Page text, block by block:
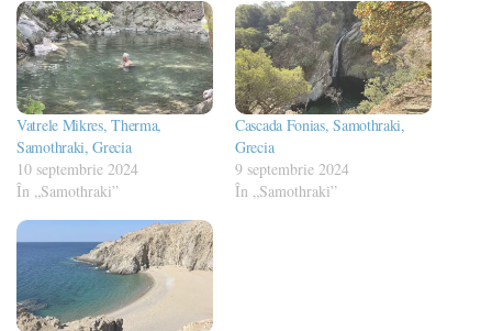
Vatrele Mikres, Therma,
Samothraki, Grecia
10 septembrie 2024
În „Samothraki”
Cascada Fonias, Samothraki,
Grecia
9 septembrie 2024
În „Samothraki”